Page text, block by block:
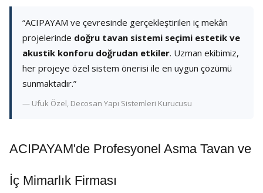
“ACIPAYAM ve çevresinde gerçekleştirilen iç mekân
projelerinde doğru tavan sistemi seçimi estetik ve
akustik konforu doğrudan etkiler. Uzman ekibimiz,
her projeye özel sistem önerisi ile en uygun çözümü
sunmaktadır.”
— Ufuk Özel, Decosan Yapı Sistemleri Kurucusu
ACIPAYAM'de Profesyonel Asma Tavan ve
İç Mimarlık Firması